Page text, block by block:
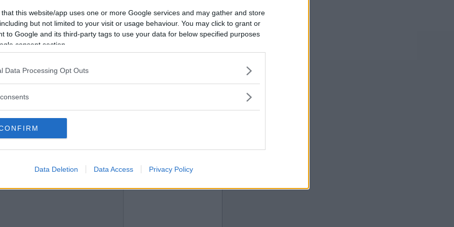
that this website/app uses one or more Google services and may gather and store
but not limited to your visit or usage behaviour. You may click to grant or
to Google and its third-party tags to use your data for below specified purposes
consent section.
Data Processing Opt Outs
Data Deletion Data Access Privacy Policy
2013-05-07 18:23
Vill du bli
medlem?